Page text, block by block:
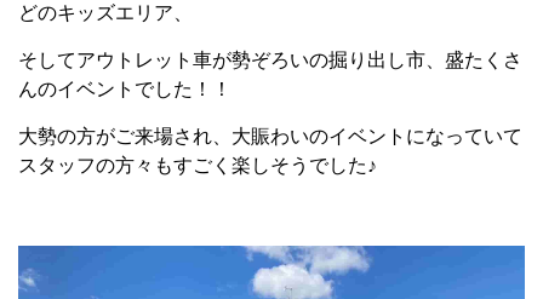
どのキッズエリア、
そしてアウトレット車が勢ぞろいの掘り出し市、盛たくさ
んのイベントでした！！
大勢の方がご来場され、大賑わいのイベントになっていて
スタッフの方々もすごく楽しそうでした♪